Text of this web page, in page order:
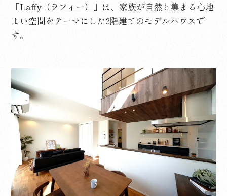
「Laffy（ラフィー）
」は、家族が自然と集まる心地
よい空間をテーマにした2階建てのモデルハウスで
す。